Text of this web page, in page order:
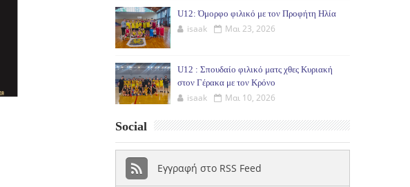
U12: Όμορφο φιλικό με τον Προφήτη Ηλία
isaak Μαι 23, 2026
U12 : Σπουδαίο φιλικό ματς χθες Κυριακή
στον Γέρακα με τον Κρόνο
isaak Μαι 10, 2026
Social
Εγγραφή στο RSS Feed